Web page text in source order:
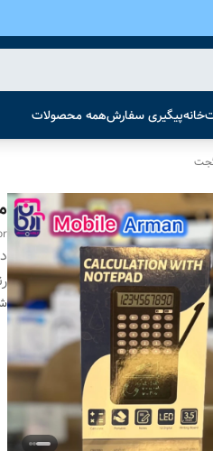
خانهپیگیری سفارشهمه محصولات